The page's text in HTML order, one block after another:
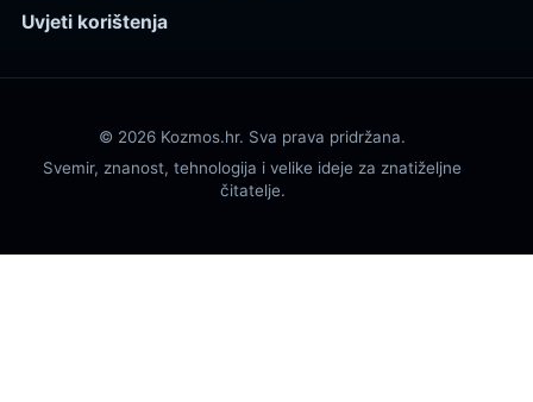
Uvjeti korištenja
© 2026 Kozmos.hr. Sva prava pridržana.
Svemir, znanost, tehnologija i velike ideje za znatiželjne
čitatelje.